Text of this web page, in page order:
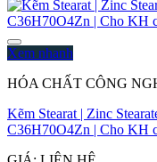
Xem nhanh
HÓA CHẤT CÔNG
Kẽm Stearat | Zinc
C36H70O4Zn | Cho KH